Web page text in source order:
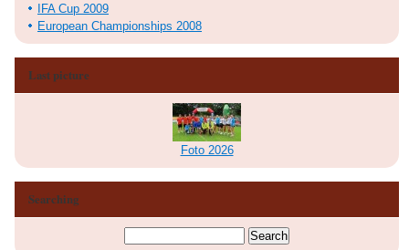
IFA Cup 2009
European Championships 2008
Last picture
Foto 2026
Searching